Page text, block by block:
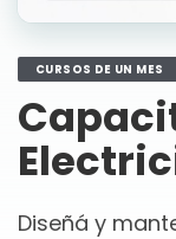
CURSOS DE UN MES
Diseñá y